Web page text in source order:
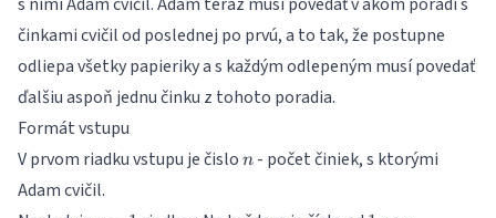
činkami cvičil od poslednej po prvú, a to tak, že postupne
odliepa všetky papieriky a s každým odlepeným musí povedať
ďalšiu aspoň jednu činku z tohoto poradia.
Formát vstupu
V prvom riadku vstupu je čislo n
n - počet činiek, s ktorými
Adam cvičil.